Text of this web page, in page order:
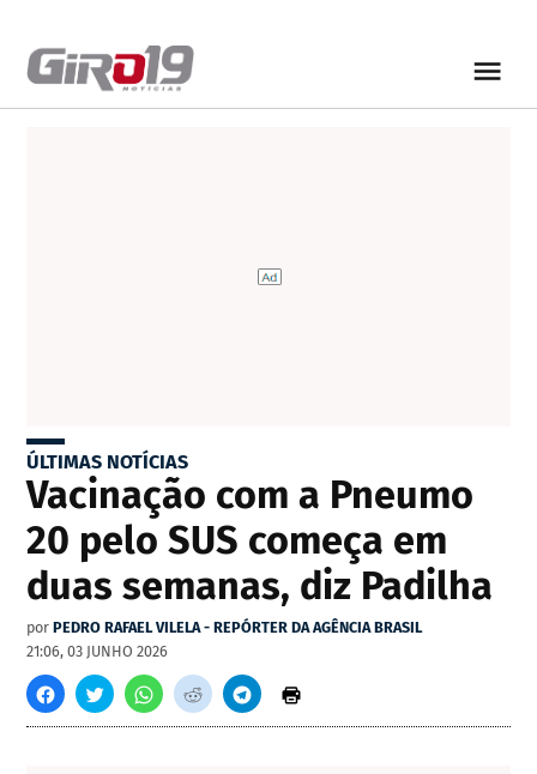
ÚLTIMAS NOTÍCIAS
Vacinação com a Pneumo
20 pelo SUS começa em
duas semanas, diz Padilha
por PEDRO RAFAEL VILELA - REPÓRTER DA AGÊNCIA BRASIL
21:06, 03 JUNHO 2026